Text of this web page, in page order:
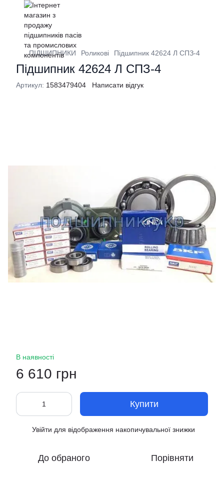
ПІДШИПНИКИ Роликові Підшипник 42624 Л СПЗ-4
Підшипник 42624 Л СПЗ-4
Артикул: 1583479404 Написати відгук
В наявності
6 610 грн
Купити
Увійти для відображення накопичувальної знижки
До обраного Порівняти